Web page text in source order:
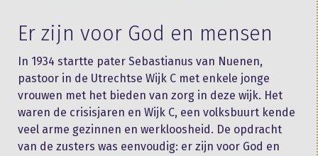
Er zijn voor God en mensen
In 1934 startte pater Sebastianus van Nuenen,
pastoor in de Utrechtse Wijk C met enkele jonge
vrouwen met het bieden van zorg in deze wijk. Het
waren de crisisjaren en Wijk C, een volksbuurt kende
veel arme gezinnen en werkloosheid. De opdracht
van de zusters was eenvoudig: er zijn voor God en